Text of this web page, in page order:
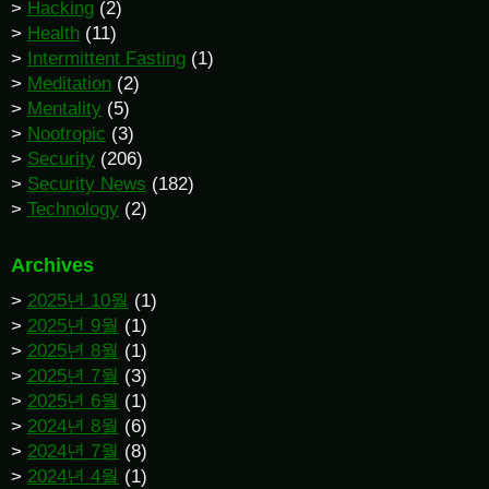
Hacking (2)
Health (11)
Intermittent Fasting (1)
Meditation (2)
Mentality (5)
Nootropic (3)
Security (206)
Security News (182)
Technology (2)
Archives
2025년 10월 (1)
2025년 9월 (1)
2025년 8월 (1)
2025년 7월 (3)
2025년 6월 (1)
2024년 8월 (6)
2024년 7월 (8)
2024년 4월 (1)